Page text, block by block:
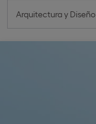
Arquitectura y Diseño